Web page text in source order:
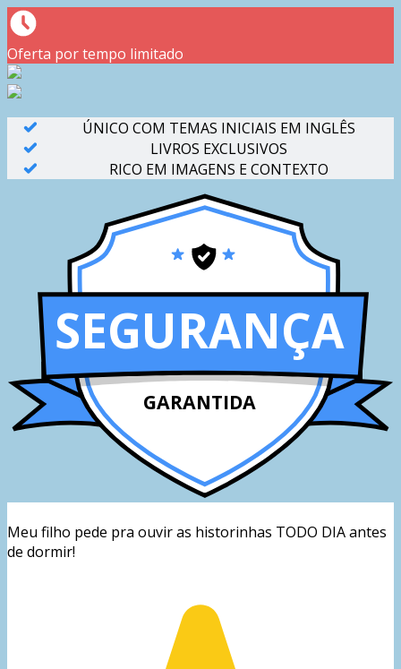
Oferta por tempo limitado
ÚNICO COM TEMAS INICIAIS EM INGLÊS
LIVROS EXCLUSIVOS
RICO EM IMAGENS E CONTEXTO
SEGURANÇA
GARANTIDA
Meu filho pede pra ouvir as historinhas TODO DIA antes
de dormir!